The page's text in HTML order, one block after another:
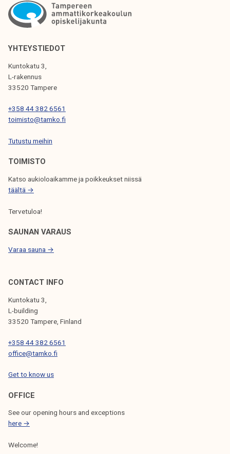
K
K
E
L
I
E
N
S
E
L
A
U
S
YHTEYSTIEDOT
Kuntokatu 3,
L-rakennus
33520 Tampere
+358 44 382 6561
toimisto@tamko.fi
Tutustu meihin
TOIMISTO
Katso aukioloaikamme ja poikkeukset niissä
täältä →
Tervetuloa!
SAUNAN VARAUS
Varaa sauna →
CONTACT INFO
Kuntokatu 3,
L-building
33520 Tampere, Finland
+358 44 382 6561
office@tamko.fi
Get to know us
OFFICE
See our opening hours and exceptions
here →
Welcome!